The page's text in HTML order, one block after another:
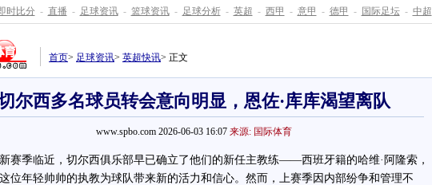
时比分 - 直播 - 足球资讯 - 篮球资讯 - 足球分析 - 英超 - 西甲 - 意甲 - 德甲 - 国际足坛 - 中超
首页> 足球资讯> 英超快讯> 正文
尔西多名球员转会意向明显，恩佐·库库渴望离队
www.spbo.com 2026-06-03 16:07 来源: 国际体育
季临近，切尔西俱乐部早已确立了他们的新任主教练——西班牙籍的哈维·阿隆索，
位年轻帅帅的执教为球队带来新的活力和信心。然而，上赛季因内部纷争和管理不